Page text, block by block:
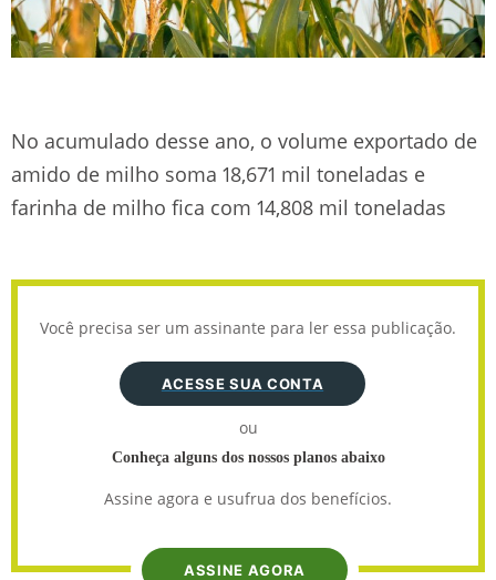
No acumulado desse ano, o volume exportado de
amido de milho soma 18,671 mil toneladas e
farinha de milho fica com 14,808 mil toneladas
Você precisa ser um assinante para ler essa publicação.
ACESSE SUA CONTA
ou
Conheça alguns dos nossos planos abaixo
Assine agora e usufrua dos benefícios.
ASSINE AGORA